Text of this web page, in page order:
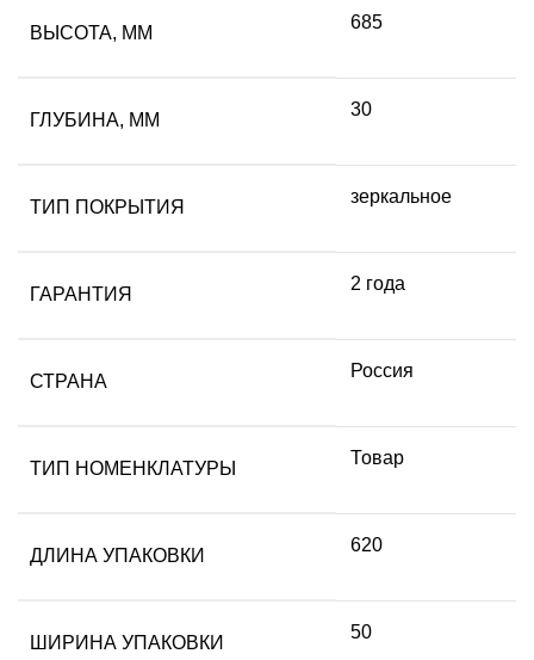
ВЫСОТА, ММ
685
ГЛУБИНА, ММ
30
ТИП ПОКРЫТИЯ
зеркальное
ГАРАНТИЯ
2 года
СТРАНА
Россия
ТИП НОМЕНКЛАТУРЫ
Товар
ДЛИНА УПАКОВКИ
620
ШИРИНА УПАКОВКИ
50